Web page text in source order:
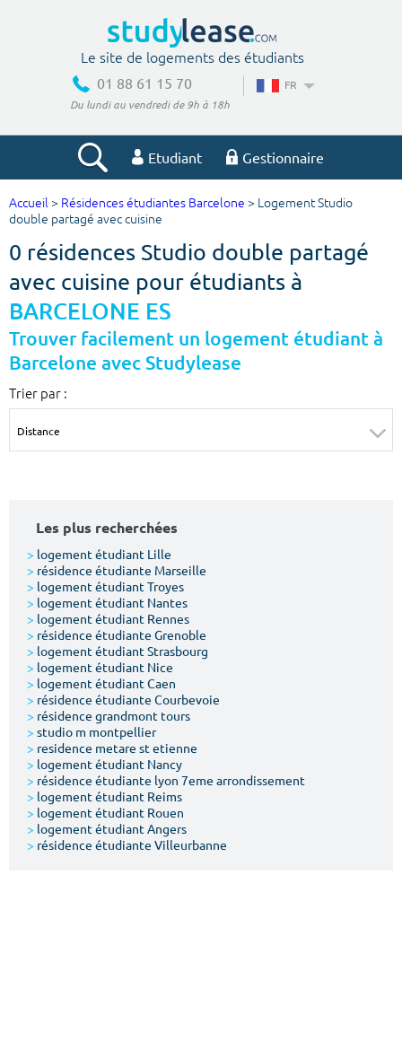
Le site de logements des étudiants
01 88 61 15 70
Du lundi au vendredi de 9h à 18h
FR
Etudiant Gestionnaire
Votre recherche
Ville, école
Budget min
€
Budget max
m² m²
Votre date d'entrée
Chercher
Accueil > Résidences étudiantes Barcelone > Logement Studio
double partagé avec cuisine
0 résidences Studio double partagé
avec cuisine pour étudiants à
BARCELONE ES
Trouver facilement un logement étudiant à
Barcelone avec Studylease
Trier par :
Les plus recherchées
> logement étudiant Lille
> résidence étudiante Marseille
> logement étudiant Troyes
> logement étudiant Nantes
> logement étudiant Rennes
> résidence étudiante Grenoble
> logement étudiant Strasbourg
> logement étudiant Nice
> logement étudiant Caen
> résidence étudiante Courbevoie
> résidence grandmont tours
> studio m montpellier
> residence metare st etienne
> logement étudiant Nancy
> résidence étudiante lyon 7eme arrondissement
> logement étudiant Reims
> logement étudiant Rouen
> logement étudiant Angers
> résidence étudiante Villeurbanne